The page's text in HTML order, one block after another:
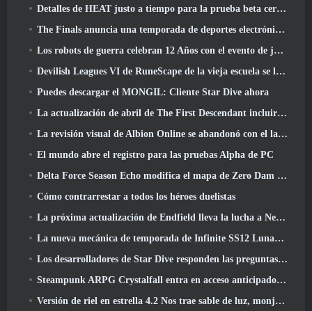
Detalles de HEAT justo a tiempo para la prueba beta cerrada
The Finals anuncia una temporada de deportes electrónicos de 200.000 dólares
Los robots de guerra celebran 12 Años con el evento de juegos robóticos marcianos
Devilish Leagues VI de RuneScape de la vieja escuela se lanza hoy
Puedes descargar el MONGIL: Cliente Star Dive ahora
La actualización de abril de The First Descendant incluirá la versión Beta del nuevo contenido del juego final
La revisión visual de Albion Online se abandonó con el lanzamiento de la actualización Radiant Wilds hoy
El mundo abre el registro para las pruebas Alpha de PC
Delta Force Season Echo modifica el mapa de Zero Dam y amplía la jugabilidad de operaciones
Cómo contrarrestar a todos los héroes duelistas
La próxima actualización de Endfield lleva la lucha a Nefarith
La nueva mecánica de temporada de Infinite SS12 Lunaria es una de las "mayores adiciones" al juego
Los desarrolladores de Star Dive responden las preguntas de los jugadores en una transmisión en vivo sorpresa
Steampunk ARPG Crystalfall entra en acceso anticipado, Pero no sin algunos problemas
Versión de riel en estrella 4.2 Nos trae sable de luz, monja-chuck, El baterista pionero y un emanador de euforia